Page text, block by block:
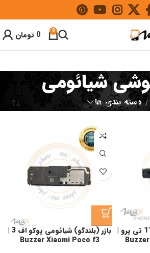
0
0 تومان
شیائومی
دسته بندی ها
بازر گوشی شیائومی
بازر (بلندگو) شیائومی 11 تی پرو |
بازر (بلندگو) شیائومی پوکو اف 3 |
Buzzer Xiaomi Poco f3